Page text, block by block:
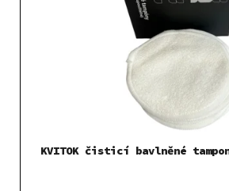
KVITOK čisticí bavlněné